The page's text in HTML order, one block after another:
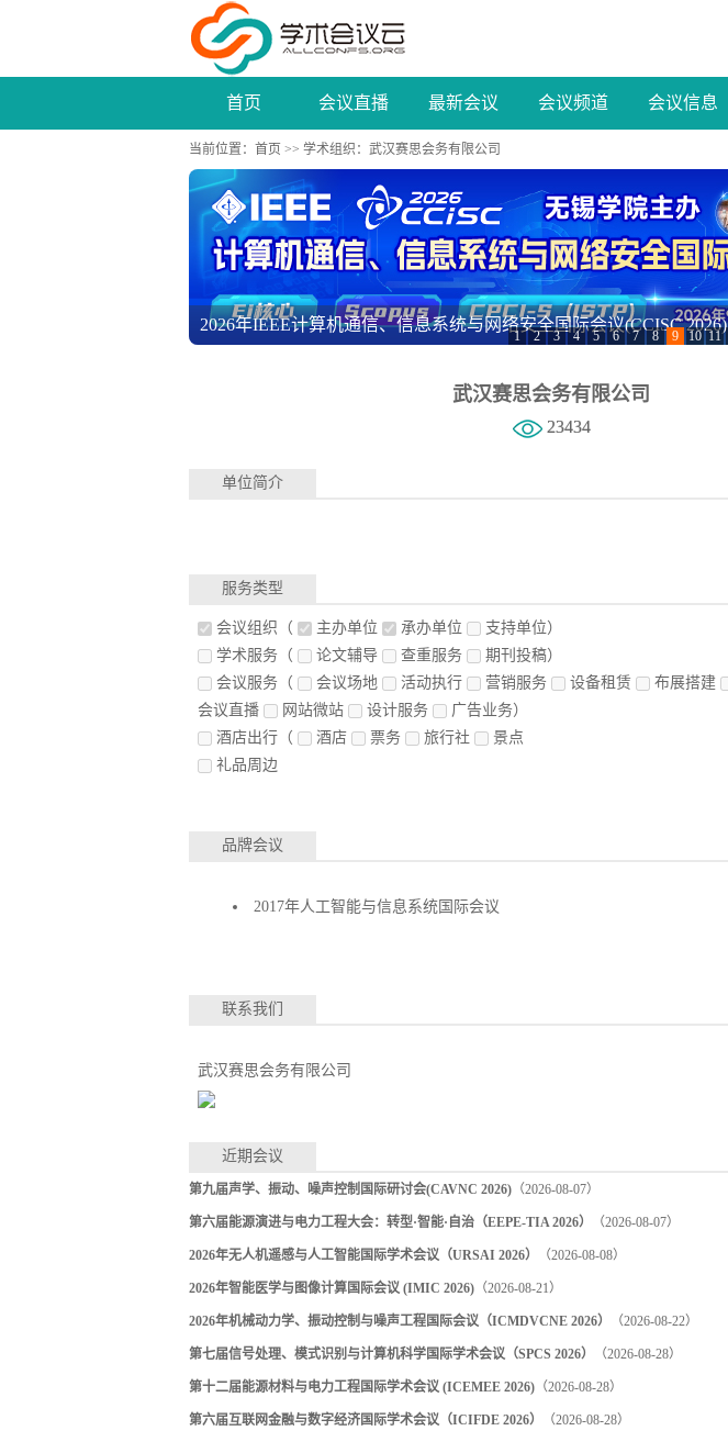
首页 会议直播 最新会议 会议频道 会议信息
当前位置： 首页 >> 学术组织 ：武汉赛思会务有限公司
2026年IEEE计算机通信、信息系统与网络安全国际会议(CCISC 2026)
第二届智能控制与电气工程国际学术会议（IC-ICEE 2026）
1 2 3 4 5 6 7 8 9 10 11
武汉赛思会务有限公司
23434
单位简介
服务类型
会议组织 （ 主办单位 承办单位
支持单位）
学术服务 （ 论文辅导 查重服务
期刊投稿）
会议服务 （ 会议场地 活动执行 营销服务 设备租赁 布展搭建
会议直播
网站微站 设计服务
广告业务）
酒店出行 （ 酒店 票务 旅行社
景点
礼品周边
品牌会议
2017年人工智能与信息系统国际会议
联系我们
武汉赛思会务有限公司
近期会议
第九届声学、振动、噪声控制国际研讨会(CAVNC 2026) （2026-08-07）
第六届能源演进与电力工程大会：转型·智能·自治（EEPE-TIA 2026） （2026-08-07）
2026年无人机遥感与人工智能国际学术会议（URSAI 2026） （2026-08-08）
2026年智能医学与图像计算国际会议 (IMIC 2026) （2026-08-21）
2026年机械动力学、振动控制与噪声工程国际会议（ICMDVCNE 2026） （2026-08-22）
第七届信号处理、模式识别与计算机科学国际学术会议（SPCS 2026） （2026-08-28）
第十二届能源材料与电力工程国际学术会议 (ICEMEE 2026) （2026-08-28）
第六届互联网金融与数字经济国际学术会议（ICIFDE 2026） （2026-08-28）